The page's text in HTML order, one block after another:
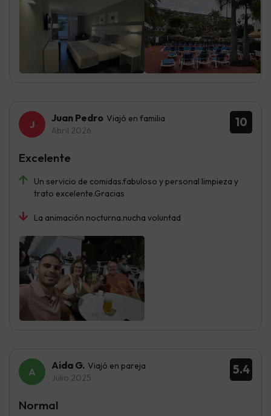
10
Juan Pedro Viajó en familia
Abril 2026
Un servicio de comidas.fabuloso y personal limpieza y
trato excelente.Gracias
La animación nocturna.nucha voluntad
Excelente
5.4
Aida G. Viajó en pareja
Julio 2025
Normal